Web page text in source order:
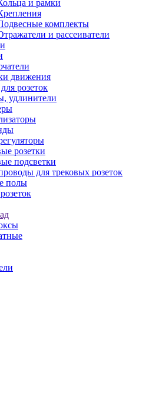
и рамки
комплекты
и рассеиватели
движения
розеток
удлинители
розетки
подсветки
для трековых розеток
полы